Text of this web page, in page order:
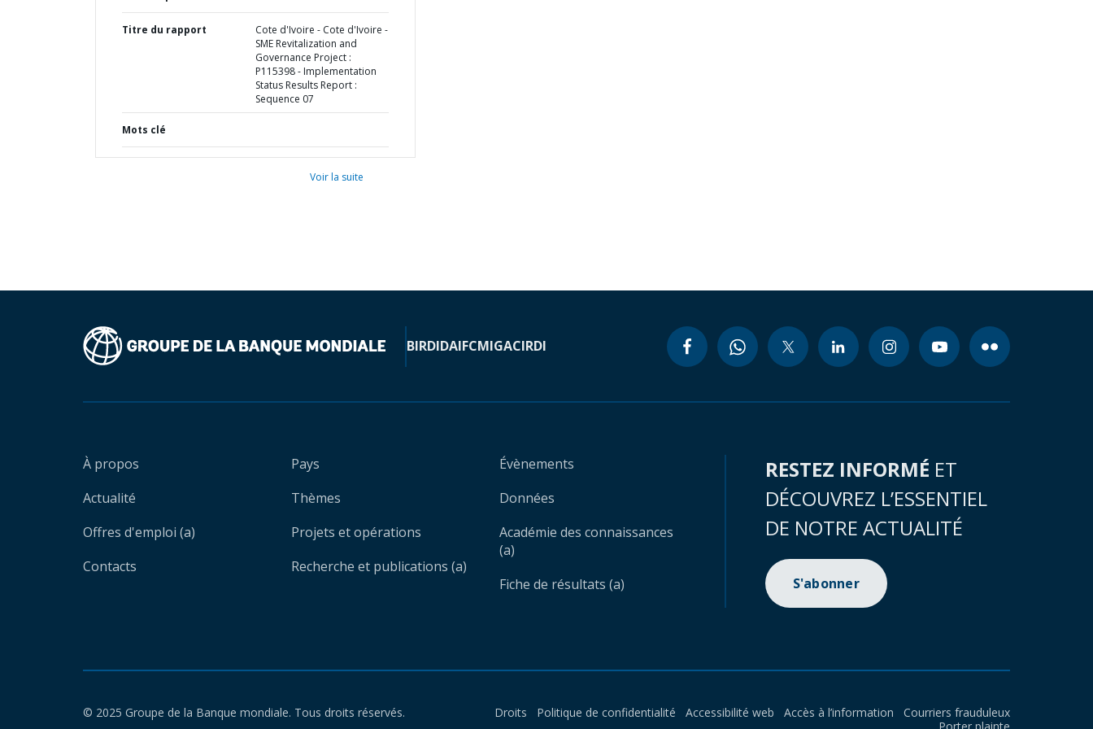
Titre du rapport
Cote d'Ivoire - Cote d'Ivoire -
SME Revitalization and
Governance Project :
P115398 - Implementation
Status Results Report :
Sequence 07
Mots clé
Voir la suite
BIRDIDAIFCMIGACIRDI
À propos
Actualité
Offres d'emploi (a)
Contacts
Pays
Thèmes
Projets et opérations
Recherche et publications (a)
Évènements
Données
Académie des connaissances
(a)
Fiche de résultats (a)
RESTEZ INFORMÉ ET
DÉCOUVREZ L’ESSENTIEL
DE NOTRE ACTUALITÉ
S'abonner
© 2025 Groupe de la Banque mondiale. Tous droits réservés. Droits Politique de confidentialité Accessibilité web Accès à l’information
Courriers frauduleux